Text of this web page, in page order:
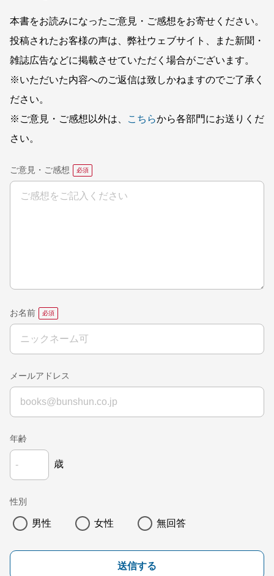
本書をお読みになったご意見・ご感想をお寄せください。
投稿されたお客様の声は、弊社ウェブサイト、また新聞・
雑誌広告などに掲載させていただく場合がございます。
※いただいた内容へのご返信は致しかねますのでご了承く
ださい。
※ご意見・ご感想以外は、
こちらから各部門にお送りくだ
さい。
ご意見・ご感想
お名前
メールアドレス
年齢
歳
性別
男性 女性 無回答
送信する